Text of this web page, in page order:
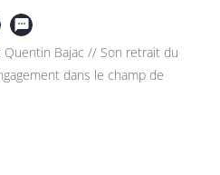
Quentin Bajac // Son retrait du
dans le champ de